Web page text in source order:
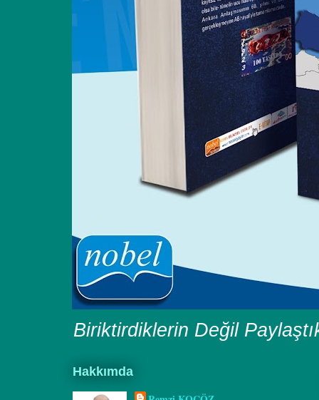
Biriktirdiklerin Değil
Hakkımda